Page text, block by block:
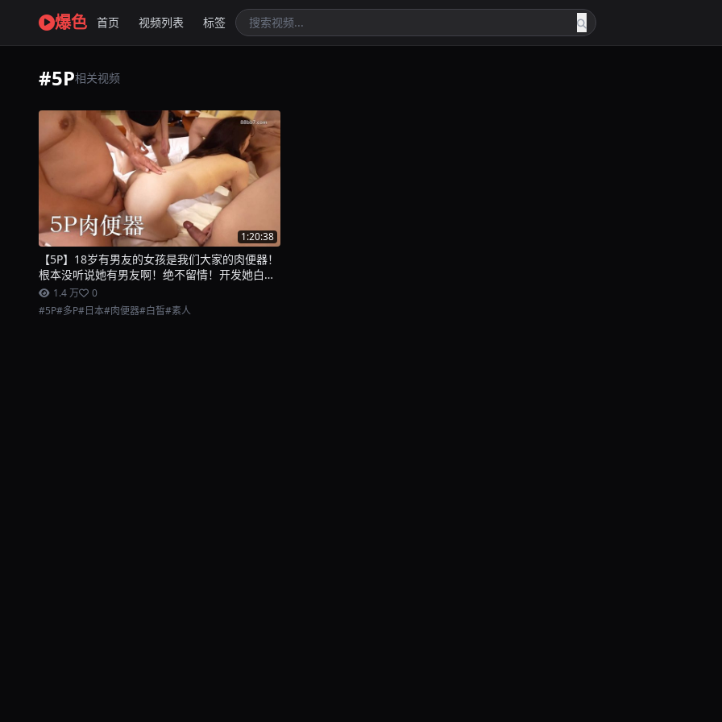
爆色 首页 视频列表 标签
#5P相关视频
1:20:38
【5P】18岁有男友的女孩是我们大家的肉便器！
根本没听说她有男友啊！绝不留情！开发她白皙
E杯身体！！白虎小穴被撑开！！！停不下来的
连续中出与大量射精
1.4 万
0
#5P#多P#日本#肉便器#白皙#素人